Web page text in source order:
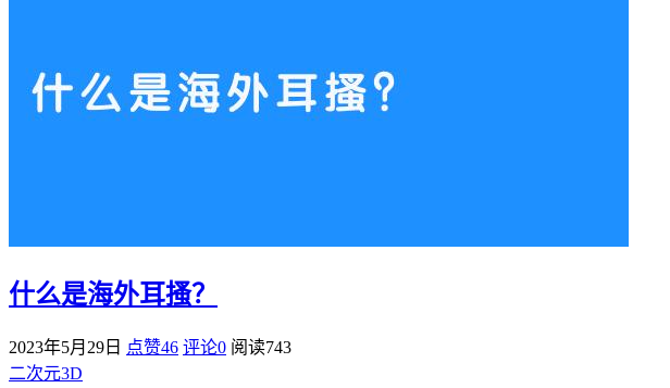
什么是海外耳搔？
2023年5月29日 点赞46 评论0 阅读743
二次元3D